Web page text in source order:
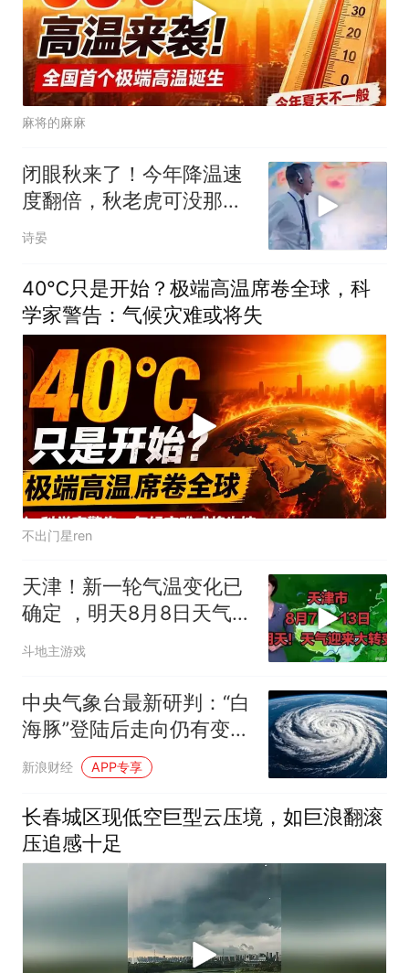
麻将的麻麻
闭眼秋来了！今年降温速
度翻倍，秋老虎可没那么
厉害！
诗晏
40℃只是开始？极端高温席卷全球，科
学家警告：气候灾难或将失
不出门星ren
天津！新一轮气温变化已
确定 ，明天8月8日天气迎
来大转变
斗地主游戏
中央气象台最新研判：“白
海豚”登陆后走向仍有变
数，上海将有大到暴雨
新浪财经 APP专享
长春城区现低空巨型云压境，如巨浪翻滚
压追感十足